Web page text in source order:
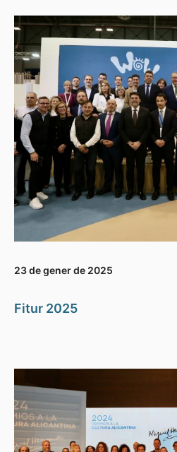
23 de gener de 2025
Fitur 2025